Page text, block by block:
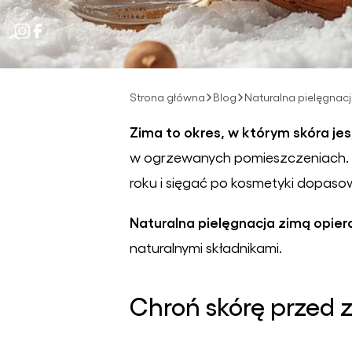
Seria SŁOŃCE
SYCYLII
Żele pod
MarketEko.eu
kosmetyków
Strona główna Blog Naturalna
Zima to okres, w którym skóra
w ogrzewanych
roku i sięgać po kosmetyki
Naturalna pielęgnacja zimą
naturalnymi składnikami.
Chroń skórę przed